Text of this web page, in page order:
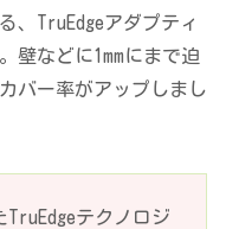
、TruEdgeアダプティ
壁などに1mmにまで迫
バー率がアップしまし
TruEdgeテクノロジ